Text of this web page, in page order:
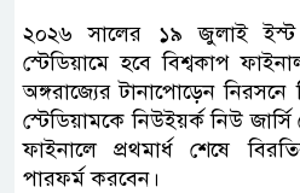
২০২৬ সালের ১৯ জুলাই ইস্ট
স্টেডিয়ামে হবে বিশ্বকাপ
অঙ্গরাজ্যের টানাপোড়েন
স্টেডিয়ামকে নিউইয়র্ক নিউ
ফাইনালে প্রথমার্ধ শেষে
পারফর্ম করবেন।